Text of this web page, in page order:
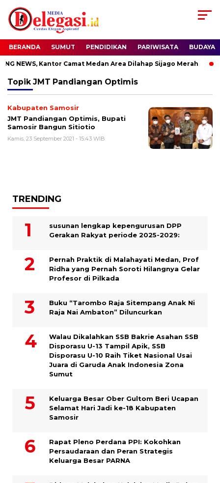
BERANDA SUMUT PENDIDIKAN PARIWISATA BUDAYA
NEWS, Kantor Camat Medan Area Dilahap Sijago Merah
Topik JMT Pandiangan Optimis
Kabupaten Samosir
JMT Pandiangan Optimis, Bupati
Samosir Bangun Sitiotio
Kamis, 23 September 2021 - 15:43 WIB
TRENDING
susunan lengkap kepengurusan DPP
Gerakan Rakyat periode 2025-2029:
Pernah Praktik di Malahayati Medan, Prof
Ridha yang Pernah Soroti Hilangnya Gelar
Profesor di Pilkada
Buku “Tarombo Raja Sitempang Anak Ni
Raja Nai Ambaton” Diluncurkan
Walau Dikalahkan SSB Bakrie Asahan SSB
Disporasu U-13 Tampil Apik, SSB
Disporasu U-10 Raih Tiket Nasional Usai
Juara di Garuda Anak Indonesia Zona
Sumut
Keluarga Besar Ober Gultom Beri Ucapan
Selamat Hari Jadi ke-18 Kabupaten
Samosir
Rapat Pleno Perdana PPI: Kokohkan
Persaudaraan dan Peran Strategis
Keluarga Besar PARNA